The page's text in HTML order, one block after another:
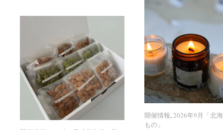
開催情報,2026年9月「北
もの」
開催情報 2026年9月「北
もの」